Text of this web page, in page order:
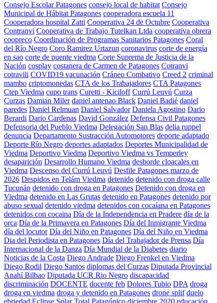
Consejo Escolar Patagones consejo local de habitat Consejo
Municipal de Hábitat Patagones cooperadora escuela 11
Cooperadora hospital Zatti Cooperativa 24 de Octubre Cooperativa
Contranvi Cooperativa de Trabajo Tutelkan Ltda cooperativa obrera
coopreco Coordinación de Programas Sanitarios Patagones Coral
del Río Negro Coro Ramirez Urtazun coronavirus corte de energía
en sao corte de puente viedma Corte Suprema de Justicia de la
Nación cosplay costanera de Carmen de Patagones Cotranvi
cotravili COVID19 vacunación Cráneo Combativo Creed 2 criminal
mambo criptomonedas CTA de los Trabajadores CTA Patagones
Ctep Viedma cupo trans Curetti - Kiciloff Currú Leuvú Curza
Curzas Damian Miler daniel antenao Black Daniel Badié daniel
paredes Daniel Relmuan Daniel Salvador Daniela Agostino Dario
Berardi Dario Cardenas David González Defensa Civil Patagones
Defensoria del Pueblo Viedma Delegación San Blas delia ruppel
denuncia Departamento Sustracción Automotores deporte adaptado
Deporte Río Negro deportes adaptados Deportes Municipalidad de
Viedma Deportivo Viedma Deportivo Viedma vs Temperley
desaparición Desarrollo Humano Viedma desborde cloacales en
Viedma Descenso del Currú Leuvú Desfile Patagones marzo de
2026 Despidos en Telám Viedma detenido detenido con droga calle
Tucunán detenido con droga en Patagones Detenido con droga en
Viedma detenido en Las Grutas detenido en Patagones detenido por
abuso sexual detenido viedma detenidos con cocaíana en Patagones
detenidos con cocaina Día de la Independencia en Pradere día de la
orca Día de la Primavera en Patagones Día del Inmigrante Viedma
día del locutor Día del Niño en Patagones Día del Niño en Viedma
Dia del Periodista en Patagones Día del Trabajador de Prensa Día
Internacional de la Danza Día Mundial de la Diabetes diario
Noticias de la Costa Diego Andrade Diego Frenkel en Viedma
Diego Rodil Diego Santos diplomas del Curzas Diputada Provincial
Anahí Bilbao Diputada UCR Rio Negro discapacidad
discriminación DOCENTE docente feb Dolores Tubio DPA droga
droga en viedma droga y detenido en Patagones drone splif duelo
ebriedad Eclipse Solar Total Patagónico diciembre 2020 educación